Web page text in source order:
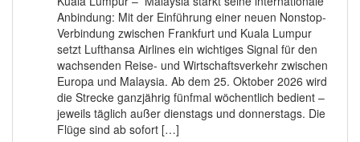
Anbindung: Mit der Einführung einer neuen Nonstop-
Verbindung zwischen Frankfurt und Kuala Lumpur
setzt Lufthansa Airlines ein wichtiges Signal für den
wachsenden Reise- und Wirtschaftsverkehr zwischen
Europa und Malaysia. Ab dem 25. Oktober 2026 wird
die Strecke ganzjährig fünfmal wöchentlich bedient –
jeweils täglich außer dienstags und donnerstags. Die
Flüge sind ab sofort […]